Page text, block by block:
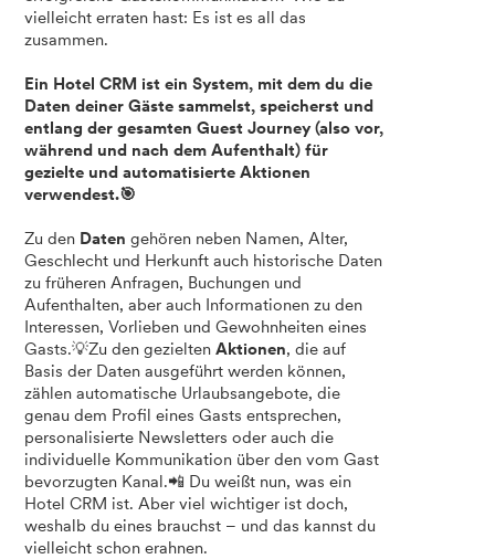
vielleicht erraten hast: Es ist es all das
zusammen.
Ein Hotel CRM ist ein System, mit dem du die
Daten deiner Gäste sammelst, speicherst und
entlang der gesamten Guest Journey (also vor,
während und nach dem Aufenthalt) für
gezielte und automatisierte Aktionen
verwendest.🎯
Zu den Daten gehören neben Namen, Alter,
Geschlecht und Herkunft auch historische Daten
zu früheren Anfragen, Buchungen und
Aufenthalten, aber auch Informationen zu den
Interessen, Vorlieben und Gewohnheiten eines
Gasts.💡Zu den gezieltenAktionen, die auf
Basis der Daten ausgeführt werden können,
zählen automatische Urlaubsangebote, die
genau dem Profil eines Gasts entsprechen,
personalisierte Newsletters oder auch die
individuelle Kommunikation über den vom Gast
bevorzugten Kanal.📲 Du weißt nun, was ein
Hotel CRM ist. Aber viel wichtiger ist doch,
weshalb du eines brauchst – und das kannst du
vielleicht schon erahnen.